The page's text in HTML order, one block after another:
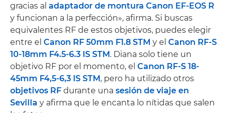
gracias al adaptador de montura Canon EF-EOS R
y funcionan a la perfección», afirma. Si buscas
equivalentes RF de estos objetivos, puedes elegir
entre el Canon RF 50mm F1.8 STM y el Canon RF-S
10-18mm F4.5-6.3 IS STM. Diana solo tiene un
objetivo RF por el momento, el Canon RF-S 18-
45mm F4,5-6,3 IS STM, pero ha utilizado otros
objetivos RF durante una sesión de viaje en
Sevilla y afirma que le encanta lo nítidas que salen